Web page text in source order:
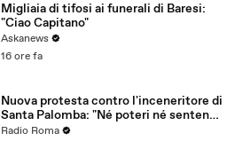
Migliaia di tifosi ai funerali di Baresi:
"Ciao Capitano"
Askanews
16 ore fa
Nuova protesta contro l'inceneritore di
Santa Palomba: "Né poteri né sentenze
ci fermeranno!"
Radio Roma